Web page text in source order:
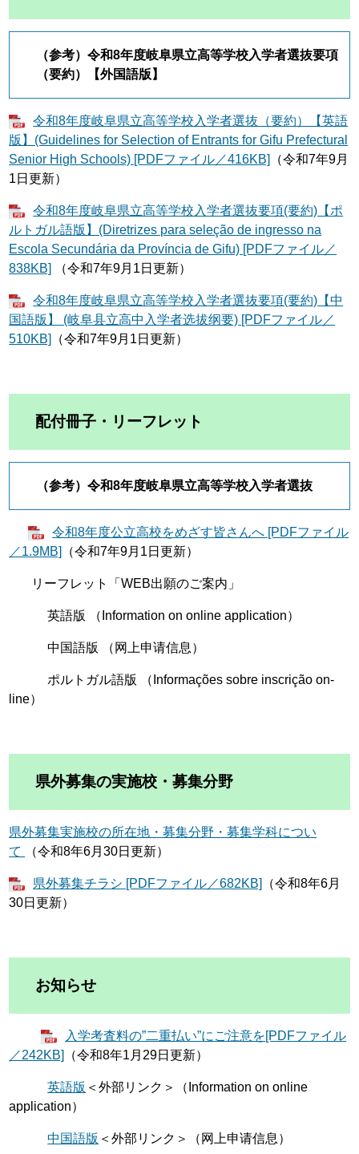
（参考）令和8年度岐阜県立高等学校入学者選抜要項
（要約）【外国語版】
令和8年度岐阜県立高等学校入学者選抜（要約）【英語
版】(Guidelines for Selection of Entrants for Gifu Prefectural
Senior High Schools​) [PDFファイル／416KB]
（令和7年9月
1日更新）
令和8年度岐阜県立高等学校入学者選抜要項(要約)【ポ
ルトガル語版】(Diretrizes para seleção de ingresso na
Escola Secundária da Província de Gifu) [PDFファイル／
838KB]
（令和7年9月1日更新）
令和8年度岐阜県立高等学校入学者選抜要項(要約)【中
国語版】 (岐阜县立高中入学者选拔纲要) [PDFファイル／
510KB]
（令和7年9月1日更新）
配付冊子・リーフレット
（参考）令和8年度岐阜県立高等学校入学者選抜
令和8年度公立高校をめざす皆さんへ [PDFファイル
／1.9MB]
（令和7年9月1日更新）​
リーフレット「WEB出願のご案内」
英語版 （Information on online application​）​​
中国語版 （网上申请信息）​
ポルトガル語版 （Informações sobre inscrição on-
line）
県外募集の実施校・募集分野
県外募集実施校の所在地・募集分野・募集学科につい
て
（令和8年6月30日更新）
県外募集チラシ [PDFファイル／682KB]
（令和8年6月
30日更新）
お知らせ
入学考査料の”二重払い”にご注意を[PDFファイル
／242KB]
（令和8年1月29日更新）
英語版 ＜外部リンク＞
（Information on online
application​）​​
中国語版 ＜外部リンク＞ （网上申请信息）​